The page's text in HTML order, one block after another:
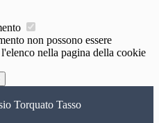
non possono essere
nella pagina della cookie
Torquato Tasso